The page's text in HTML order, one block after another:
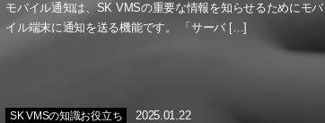
モバイル通知は、SK VMSの重要な情報を知らせるためにモバ
イル端末に通知を送る機能です。 「サーバ […]
SK VMSの知識お役立ち 2025.01.22